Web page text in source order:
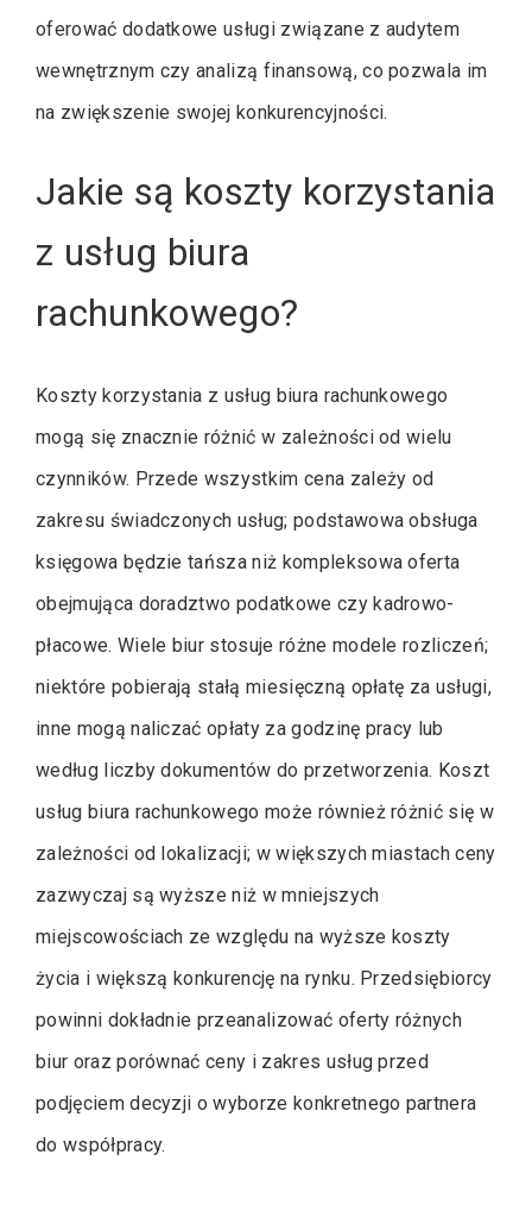
oferować dodatkowe usługi związane z audytem
wewnętrznym czy analizą finansową, co pozwala im
na zwiększenie swojej konkurencyjności.
Jakie są koszty korzystania
z usług biura
rachunkowego?
Koszty korzystania z usług biura rachunkowego
mogą się znacznie różnić w zależności od wielu
czynników. Przede wszystkim cena zależy od
zakresu świadczonych usług; podstawowa obsługa
księgowa będzie tańsza niż kompleksowa oferta
obejmująca doradztwo podatkowe czy kadrowo-
płacowe. Wiele biur stosuje różne modele rozliczeń;
niektóre pobierają stałą miesięczną opłatę za usługi,
inne mogą naliczać opłaty za godzinę pracy lub
według liczby dokumentów do przetworzenia. Koszt
usług biura rachunkowego może również różnić się w
zależności od lokalizacji; w większych miastach ceny
zazwyczaj są wyższe niż w mniejszych
miejscowościach ze względu na wyższe koszty
życia i większą konkurencję na rynku. Przedsiębiorcy
powinni dokładnie przeanalizować oferty różnych
biur oraz porównać ceny i zakres usług przed
podjęciem decyzji o wyborze konkretnego partnera
do współpracy.